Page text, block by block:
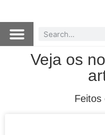
Veja os
Feitos